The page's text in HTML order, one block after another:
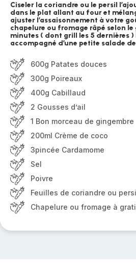
Ciseler la coriandre ou le persil
dans le plat allant au four et
ajuster l’assaisonnement à votre
chapelure ou fromage râpé selon le
minutes ( dont grill les 5 dernières )
accompagné d’une petite salade
600g Patates douces
300g Poireaux
400g Cabillaud
2 Gousses d’ail
1 Bon morceau de gingembre
200ml Crème de coco
3pincée Cardamome
Sel
Poivre
Feuilles de coriandre ou
Chapelure ou fromage à